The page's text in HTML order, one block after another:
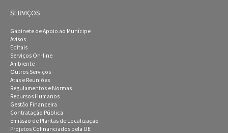
SERVIÇOS
Gabinete de Apoio ao Munícipe
Avisos
Editais
Serviços On-line
Ambiente
Outros Serviços
Atas e Reuniões
Regulamentos e Normas
Recursos Humanos
Gestão Financeira
Contratação Pública
Emissão de Plantas de Localização
Projetos Cofinanciados pela UE